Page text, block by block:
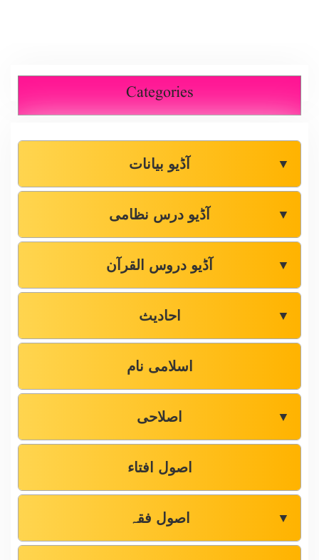
Categories
آڈیو بیانات ▼
آڈیو درس نظامی ▼
آڈیو دروس القرآن ▼
احادیث ▼
اسلامی نام
اصلاحی ▼
اصول افتاء
اصول فقہ ▼